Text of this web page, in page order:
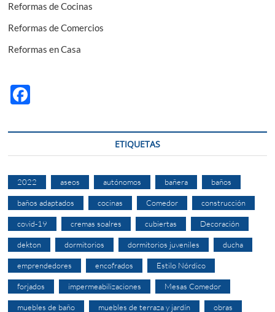
Reformas de Cocinas
Reformas de Comercios
Reformas en Casa
e
b
o
o
k
ETIQUETAS
2022 aseos autónomos bañera baños
baños adaptados cocinas Comedor construcción
covid-19 cremas soalres cubiertas Decoración
dekton dormitorios dormitorios juveniles ducha
emprendedores encofrados Estilo Nórdico
forjados impermeabilizaciones Mesas Comedor
muebles de baño muebles de terraza y jardín obras